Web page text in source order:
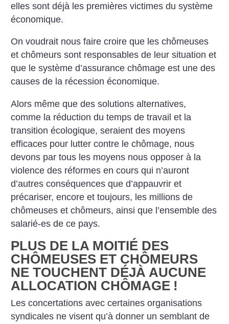
elles sont déjà les premières victimes du système
économique.
On voudrait nous faire croire que les chômeuses
et chômeurs sont responsables de leur situation et
que le système d’assurance chômage est une des
causes de la récession économique.
Alors même que des solutions alternatives,
comme la réduction du temps de travail et la
transition écologique, seraient des moyens
efficaces pour lutter contre le chômage, nous
devons par tous les moyens nous opposer à la
violence des réformes en cours qui n’auront
d’autres conséquences que d’appauvrir et
précariser, encore et toujours, les millions de
chômeuses et chômeurs, ainsi que l’ensemble des
salarié-es de ce pays.
PLUS DE LA MOITIÉ DES
CHÔMEUSES ET CHÔMEURS
NE TOUCHENT DÉJÀ AUCUNE
ALLOCATION CHÔMAGE !
Les concertations avec certaines organisations
syndicales ne visent qu’à donner un semblant de